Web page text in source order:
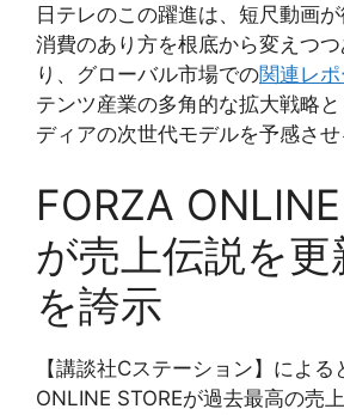
日テレのこの躍進は、短尺動画
消費のあり方を根底から変えつ
り、グローバル市場での関連レポ
テンツ産業の多角的な拡大戦略
ディアの次世代モデルを予感させ
FORZA
が売上伝説を更
を誇示
【講談社Cステーション】による
ONLINE STOREが過去最高の売